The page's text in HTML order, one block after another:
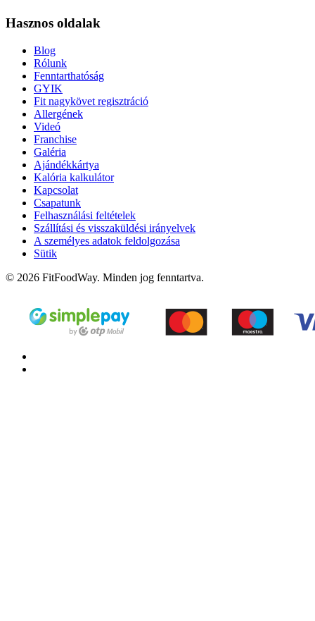
Hasznos oldalak
Blog
Rólunk
Fenntarthatóság
GYIK
Fit nagykövet regisztráció
Allergének
Videó
Franchise
Galéria
Ajándékkártya
Kalória kalkulátor
Kapcsolat
Csapatunk
Felhasználási feltételek
Szállítási és visszaküldési irányelvek
A személyes adatok feldolgozása
Sütik
© 2026 FitFoodWay. Minden jog fenntartva.